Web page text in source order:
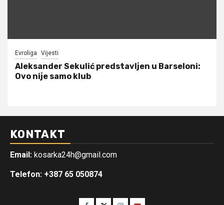
Evroliga Vijesti
Aleksander Sekulić predstavljen u Barseloni:
Ovo nije samo klub
KONTAKT
Email: kosarka24h@gmail.com
Telefon: +387 65 050874